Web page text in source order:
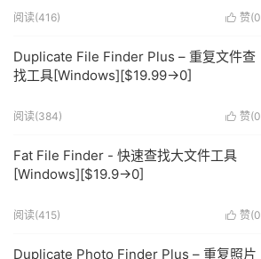
 赞(0
阅读(416)
Duplicate File Finder Plus – 重复文件查
找工具[Windows][$19.99→0]
 赞(0
阅读(384)
Fat File Finder - 快速查找大文件工具
[Windows][$19.9→0]
 赞(0
阅读(415)
Duplicate Photo Finder Plus – 重复照片